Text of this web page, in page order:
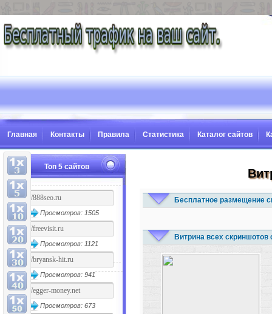
Главная Контакты Правила Статистика Каталог сайтов
Топ 5 сайтов
Просмотров: 1505
Просмотров: 1121
Просмотров: 941
Просмотров: 673
Бесплатное размещение
Витрина всех скриншотов